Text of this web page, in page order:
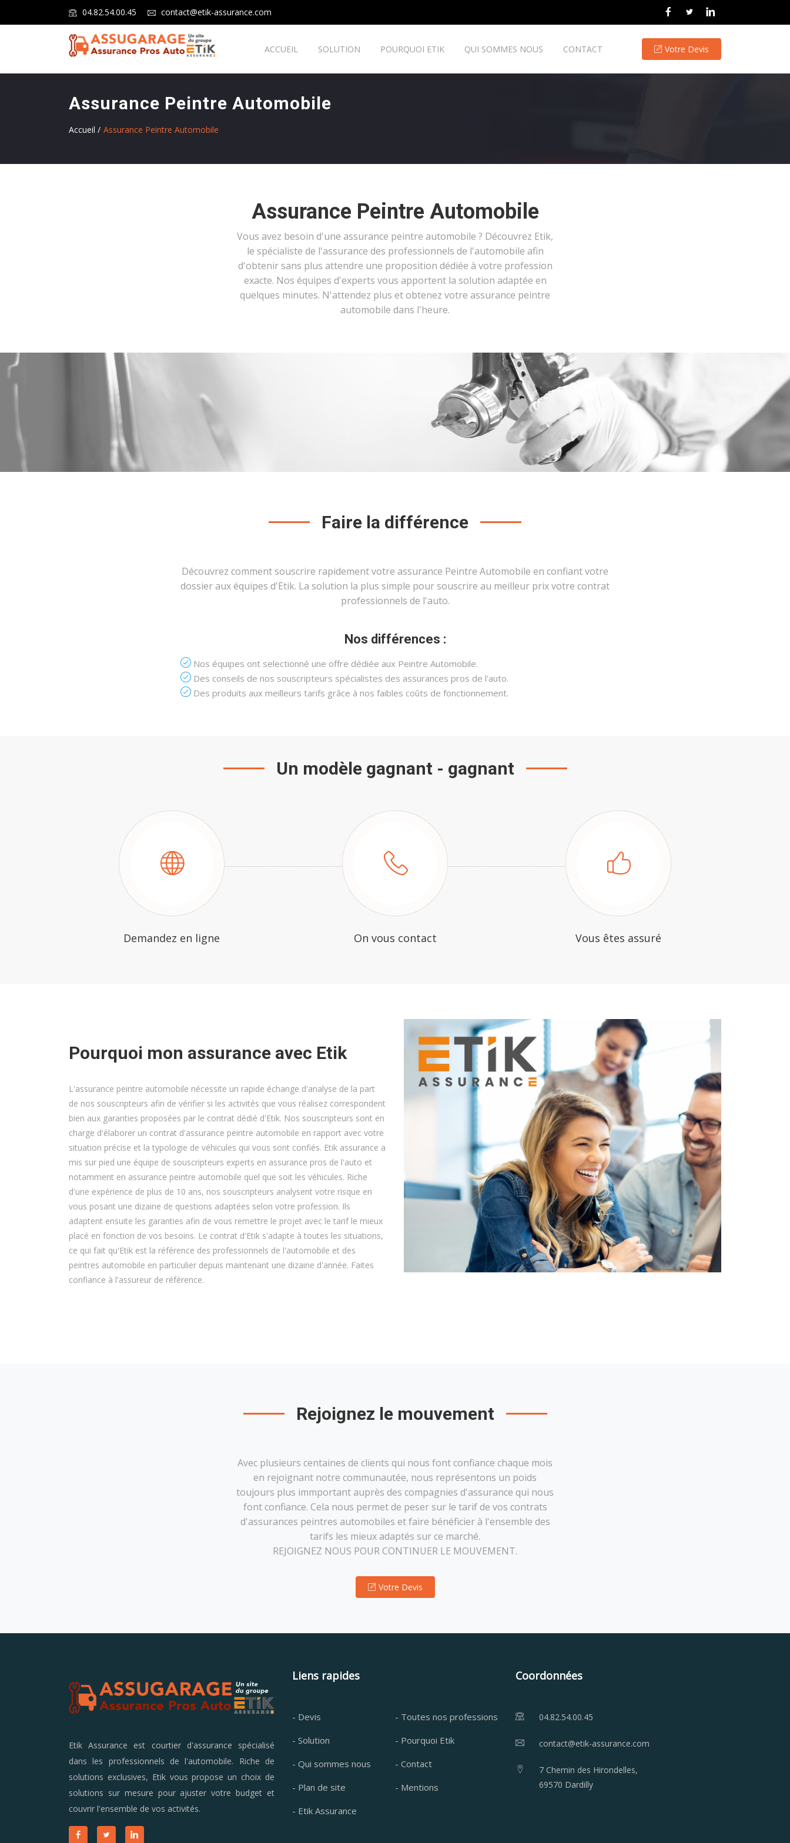
04.82.54.00.45 contact@etik-assurance.com
ACCUEIL SOLUTION POURQUOI ETIK QUI SOMMES NOUS CONTACT Votre Devis
Assurance Peintre Automobile
Accueil / Assurance Peintre Automobile
Assurance Peintre Automobile
Vous avez besoin d'une assurance peintre automobile ? Découvrez Etik,
le spécialiste de l'assurance des professionnels de l'automobile afin
d'obtenir sans plus attendre une proposition dédiée à votre profession
exacte. Nos équipes d'experts vous apportent la solution adaptée en
quelques minutes. N'attendez plus et obtenez votre assurance peintre
automobile dans l'heure.
Faire la différence
Découvrez comment souscrire rapidement votre assurance Peintre Automobile en confiant votre
dossier aux équipes d'Etik. La solution la plus simple pour souscrire au meilleur prix votre contrat
professionnels de l'auto.
Nos différences :
Nos équipes ont selectionné une offre dédiée aux Peintre Automobile.
Des conseils de nos souscripteurs spécialistes des assurances pros de l'auto.
Des produits aux meilleurs tarifs grâce à nos faibles coûts de fonctionnement.
Un modèle gagnant - gagnant
Demandez en ligne On vous contact Vous êtes assuré
Pourquoi mon assurance avec Etik
L'assurance peintre automobile nécessite un rapide échange d'analyse de la part
de nos souscripteurs afin de vérifier si les activités que vous réalisez correspondent
bien aux garanties proposées par le contrat dédié d'Etik. Nos souscripteurs sont en
charge d'élaborer un contrat d'assurance peintre automobile en rapport avec votre
situation précise et la typologie de véhicules qui vous sont confiés. Etik assurance a
mis sur pied une équipe de souscripteurs experts en assurance pros de l'auto et
notamment en assurance peintre automobile quel que soit les véhicules. Riche
d'une expérience de plus de 10 ans, nos souscripteurs analysent votre risque en
vous posant une dizaine de questions adaptées selon votre profession. Ils
adaptent ensuite les garanties afin de vous remettre le projet avec le tarif le mieux
placé en fonction de vos besoins. Le contrat d'Etik s'adapte à toutes les situations,
ce qui fait qu'Etik est la référence des professionnels de l'automobile et des
peintres automobile en particulier depuis maintenant une dizaine d'année. Faites
confiance à l'assureur de référence.
Rejoignez le mouvement
Avec plusieurs centaines de clients qui nous font confiance chaque mois
en rejoignant notre communautée, nous représentons un poids
toujours plus immportant auprès des compagnies d'assurance qui nous
font confiance. Cela nous permet de peser sur le tarif de vos contrats
d'assurances peintres automobiles et faire bénéficier à l'ensemble des
tarifs les mieux adaptés sur ce marché.
REJOIGNEZ NOUS POUR CONTINUER LE MOUVEMENT.
Votre Devis
Etik Assurance est courtier d'assurance spécialisé
dans les professionnels de l'automobile. Riche de
solutions exclusives, Etik vous propose un choix de
solutions sur mesure pour ajuster votre budget et
couvrir l'ensemble de vos activités.
Liens rapides
- Devis
- Toutes nos professions
- Solution
- Pourquoi Etik
- Qui sommes nous
- Contact
- Plan de site
- Mentions
- Etik Assurance
Coordonnées
04.82.54.00.45
contact@etik-assurance.com
7 Chemin des Hirondelles,
69570 Dardilly